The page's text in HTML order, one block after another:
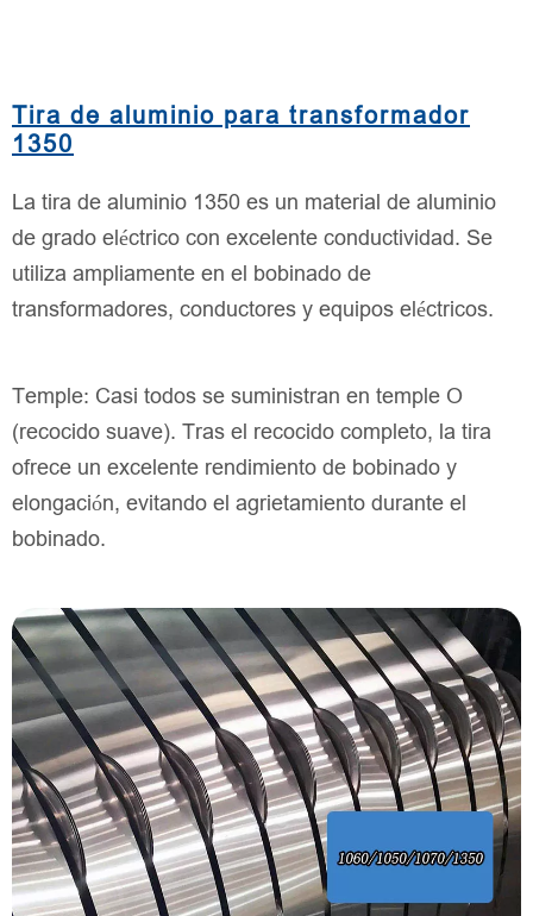
Tira de aluminio para transformador
1350
La tira de aluminio 1350 es un material de aluminio
de grado eléctrico con excelente conductividad. Se
utiliza ampliamente en el bobinado de
transformadores, conductores y equipos eléctricos.
Temple: Casi todos se suministran en temple O
(recocido suave). Tras el recocido completo, la tira
ofrece un excelente rendimiento de bobinado y
elongación, evitando el agrietamiento durante el
bobinado.